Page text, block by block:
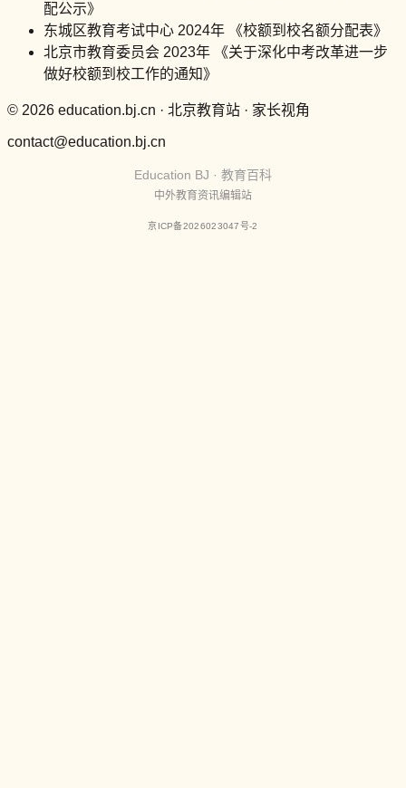
配公示》
东城区教育考试中心 2024年 《校额到校名额分配表》
北京市教育委员会 2023年 《关于深化中考改革进一步
做好校额到校工作的通知》
© 2026 education.bj.cn · 北京教育站 · 家长视角
contact@education.bj.cn
Education BJ · 教育百科
中外教育资讯编辑站
京ICP备2026023047号-2